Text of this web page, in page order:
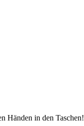
Händen in den Taschen!